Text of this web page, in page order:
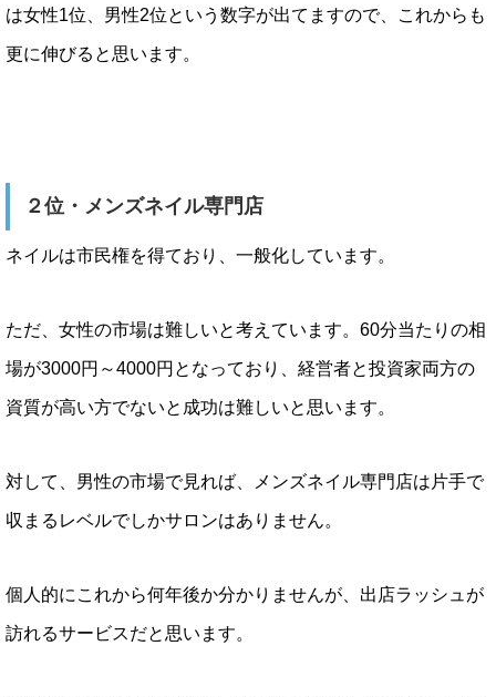
は女性1位、男性2位という数字が出てますので、これからも
更に伸びると思います。
２位・メンズネイル専門店
ネイルは市民権を得ており、一般化しています。
ただ、女性の市場は難しいと考えています。60分当たりの相
場が3000円～4000円となっており、経営者と投資家両方の
資質が高い方でないと成功は難しいと思います。
対して、男性の市場で見れば、メンズネイル専門店は片手で
収まるレベルでしかサロンはありません。
個人的にこれから何年後か分かりませんが、出店ラッシュが
訪れるサービスだと思います。